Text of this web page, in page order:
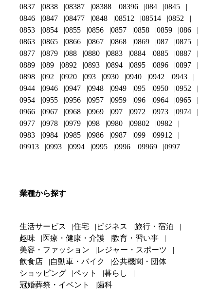
0837
0838 08387 08388 08396 084
0845
0846
0847 08477 0848 08512 08514
0852
0853
0854 0855 0856 0857 0858 0859
086
0863
0865 0866 0867 0868 0869 087
0875
0877
0879 088 0880 0883 0884 0885
0887
0889
089 0892 0893 0894 0895 0896
0897
0898
092 0920 093 0930 0940 0942
0943
0944
0946 0947 0948 0949 095 0950
0952
0954
0955 0956 0957 0959 096 0964
0965
0966
0967 0968 0969 097 0972 0973
0974
0977
0978 0979 098 0980 09802
0982
0983
0984 0985 0986 0987 099
09912
09913
0993 0994 0995 0996 09969 0997
業種から探す
生活サービス 住宅 ビジネス
旅行・宿泊
趣味
医療・健康・介護
教育・習い事
美容・ファッション
レジャー・スポーツ
飲食店
自動車・バイク
公共機関・団体
ショッピング
ペット
暮らし
冠婚葬祭・イベント
歯科